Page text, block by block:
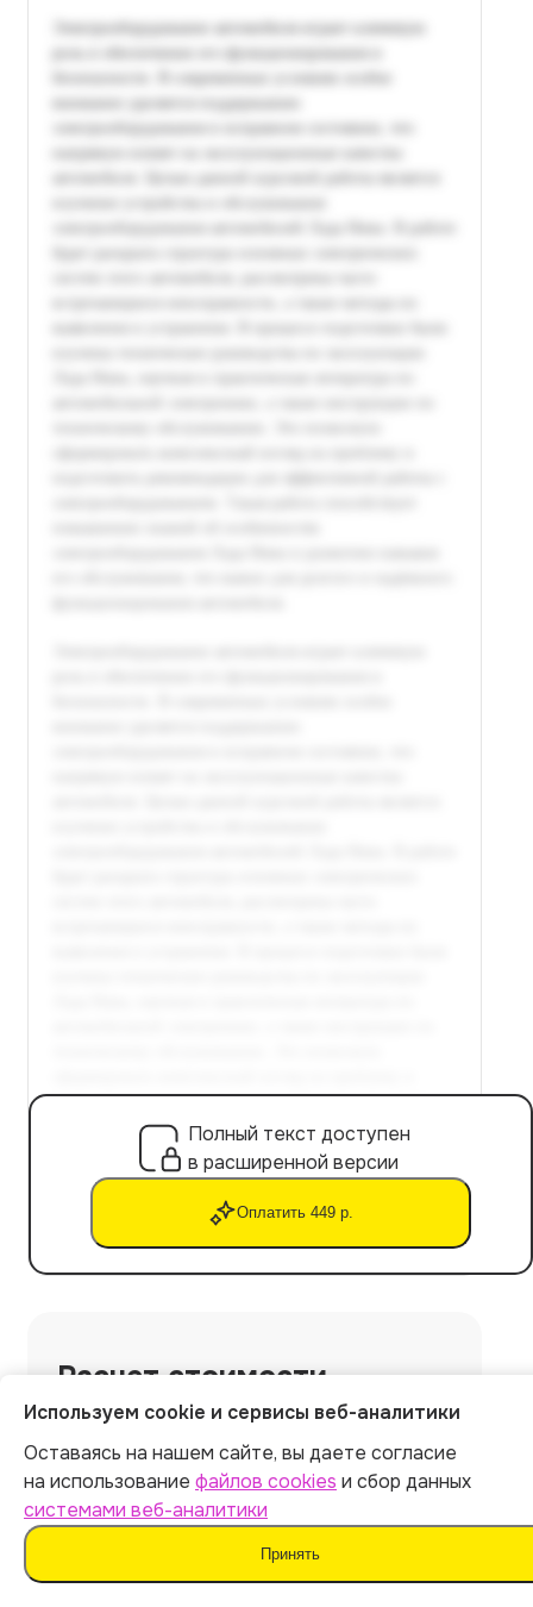
Полный текст доступен
в расширенной версии
Оплатить 449 р.
Расчет стоимости
Экспорт файла в Word
Уникальность текста: от 90%
Не обнаруживается ИИ-детекторами
Готовая курсовая работа за 5 минут
Используем cookie и сервисы веб-аналитики
Оставаясь на нашем сайте, вы даете согласие
на использование файлов cookies и сбор данных
системами веб-аналитики
Принять